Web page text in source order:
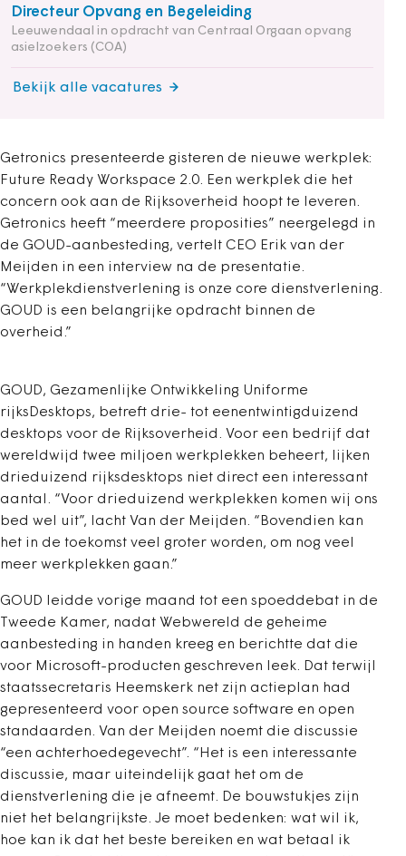
Directeur Opvang en Begeleiding
Leeuwendaal in opdracht van Centraal Orgaan opvang
asielzoekers (COA)
Bekijk alle vacatures
Getronics presenteerde gisteren de nieuwe werkplek:
Future Ready Workspace 2.0. Een werkplek die het
concern ook aan de Rijksoverheid hoopt te leveren.
Getronics heeft “meerdere proposities” neergelegd in
de GOUD-aanbesteding, vertelt CEO Erik van der
Meijden in een interview na de presentatie.
“Werkplekdienstverlening is onze core dienstverlening.
GOUD is een belangrijke opdracht binnen de
overheid.”
GOUD, Gezamenlijke Ontwikkeling Uniforme
rijksDesktops, betreft drie- tot eenentwintigduizend
desktops voor de Rijksoverheid. Voor een bedrijf dat
wereldwijd twee miljoen werkplekken beheert, lijken
drieduizend rijksdesktops niet direct een interessant
aantal. “Voor drieduizend werkplekken komen wij ons
bed wel uit”, lacht Van der Meijden. “Bovendien kan
het in de toekomst veel groter worden, om nog veel
meer werkplekken gaan.”
GOUD leidde vorige maand tot een spoeddebat in de
Tweede Kamer, nadat Webwereld de geheime
aanbesteding in handen kreeg en berichtte dat die
voor Microsoft-producten geschreven leek. Dat terwijl
staatssecretaris Heemskerk net zijn actieplan had
gepresenteerd voor open source software en open
standaarden. Van der Meijden noemt die discussie
“een achterhoedegevecht”. “Het is een interessante
discussie, maar uiteindelijk gaat het om de
dienstverlening die je afneemt. De bouwstukjes zijn
niet het belangrijkste. Je moet bedenken: wat wil ik,
hoe kan ik dat het beste bereiken en wat betaal ik